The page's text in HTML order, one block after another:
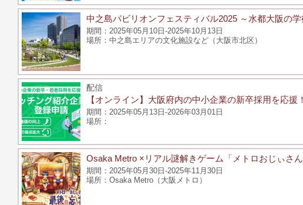
中之島パビリオンフェスティバル2025 ～水都大阪の
2025年05月10日-2025年10月13日
中之島エリアの文化施設など（大阪市北区）
配信
【オンライン】大阪府内の中小企業の新卒採用を応援
2025年05月13日-2026年03月01日
Osaka Metro ×リアル謎解きゲーム「メトロおじぃさん
2025年05月30日-2025年11月30日
Osaka Metro（大阪メトロ）